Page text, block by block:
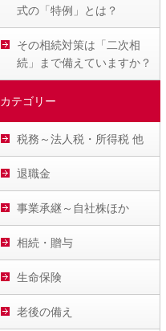
式の「特例」とは？
その相続対策は「二次相
続」まで備えていますか？
カテゴリー
税務～法人税・所得税 他
退職金
事業承継～自社株ほか
相続・贈与
生命保険
老後の備え